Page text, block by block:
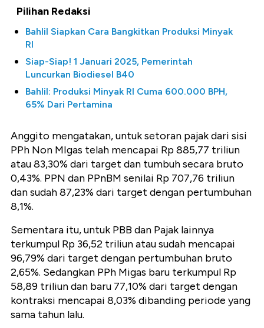
Pilihan Redaksi
Bahlil Siapkan Cara Bangkitkan Produksi Minyak
RI
Siap-Siap! 1 Januari 2025, Pemerintah
Luncurkan Biodiesel B40
Bahlil: Produksi Minyak RI Cuma 600.000 BPH,
65% Dari Pertamina
Anggito mengatakan, untuk setoran pajak dari sisi
PPh Non MIgas telah mencapai Rp 885,77 triliun
atau 83,30% dari target dan tumbuh secara bruto
0,43%. PPN dan PPnBM senilai Rp 707,76 triliun
dan sudah 87,23% dari target dengan pertumbuhan
8,1%.
Sementara itu, untuk PBB dan Pajak lainnya
terkumpul Rp 36,52 triliun atau sudah mencapai
96,79% dari target dengan pertumbuhan bruto
2,65%. Sedangkan PPh Migas baru terkumpul Rp
58,89 triliun dan baru 77,10% dari target dengan
kontraksi mencapai 8,03% dibanding periode yang
sama tahun lalu.